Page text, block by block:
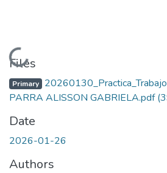
Loading...
Files
Primary
PARRA ALISSON GABRIELA.pdf
Date
2026-01-26
Authors